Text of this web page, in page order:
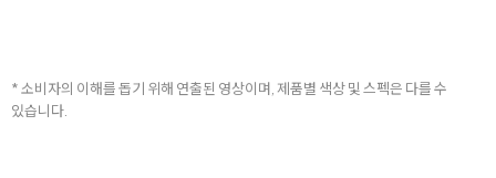
* 소비자의 이해를 돕기 위해 연출된 영상이며, 제품별 색상 및 스펙은 다를 수
있습니다.